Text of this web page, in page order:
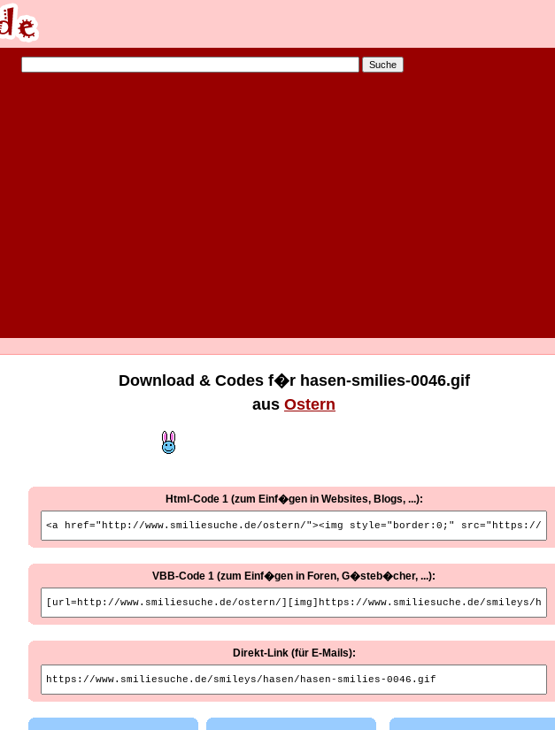
Download & Codes f�r hasen-smilies-0046.gif
aus Ostern
Html-Code 1 (zum Einf�gen in Websites, Blogs, ...):
VBB-Code 1 (zum Einf�gen in Foren, G�steb�cher, ...):
Direkt-Link (für E-Mails):